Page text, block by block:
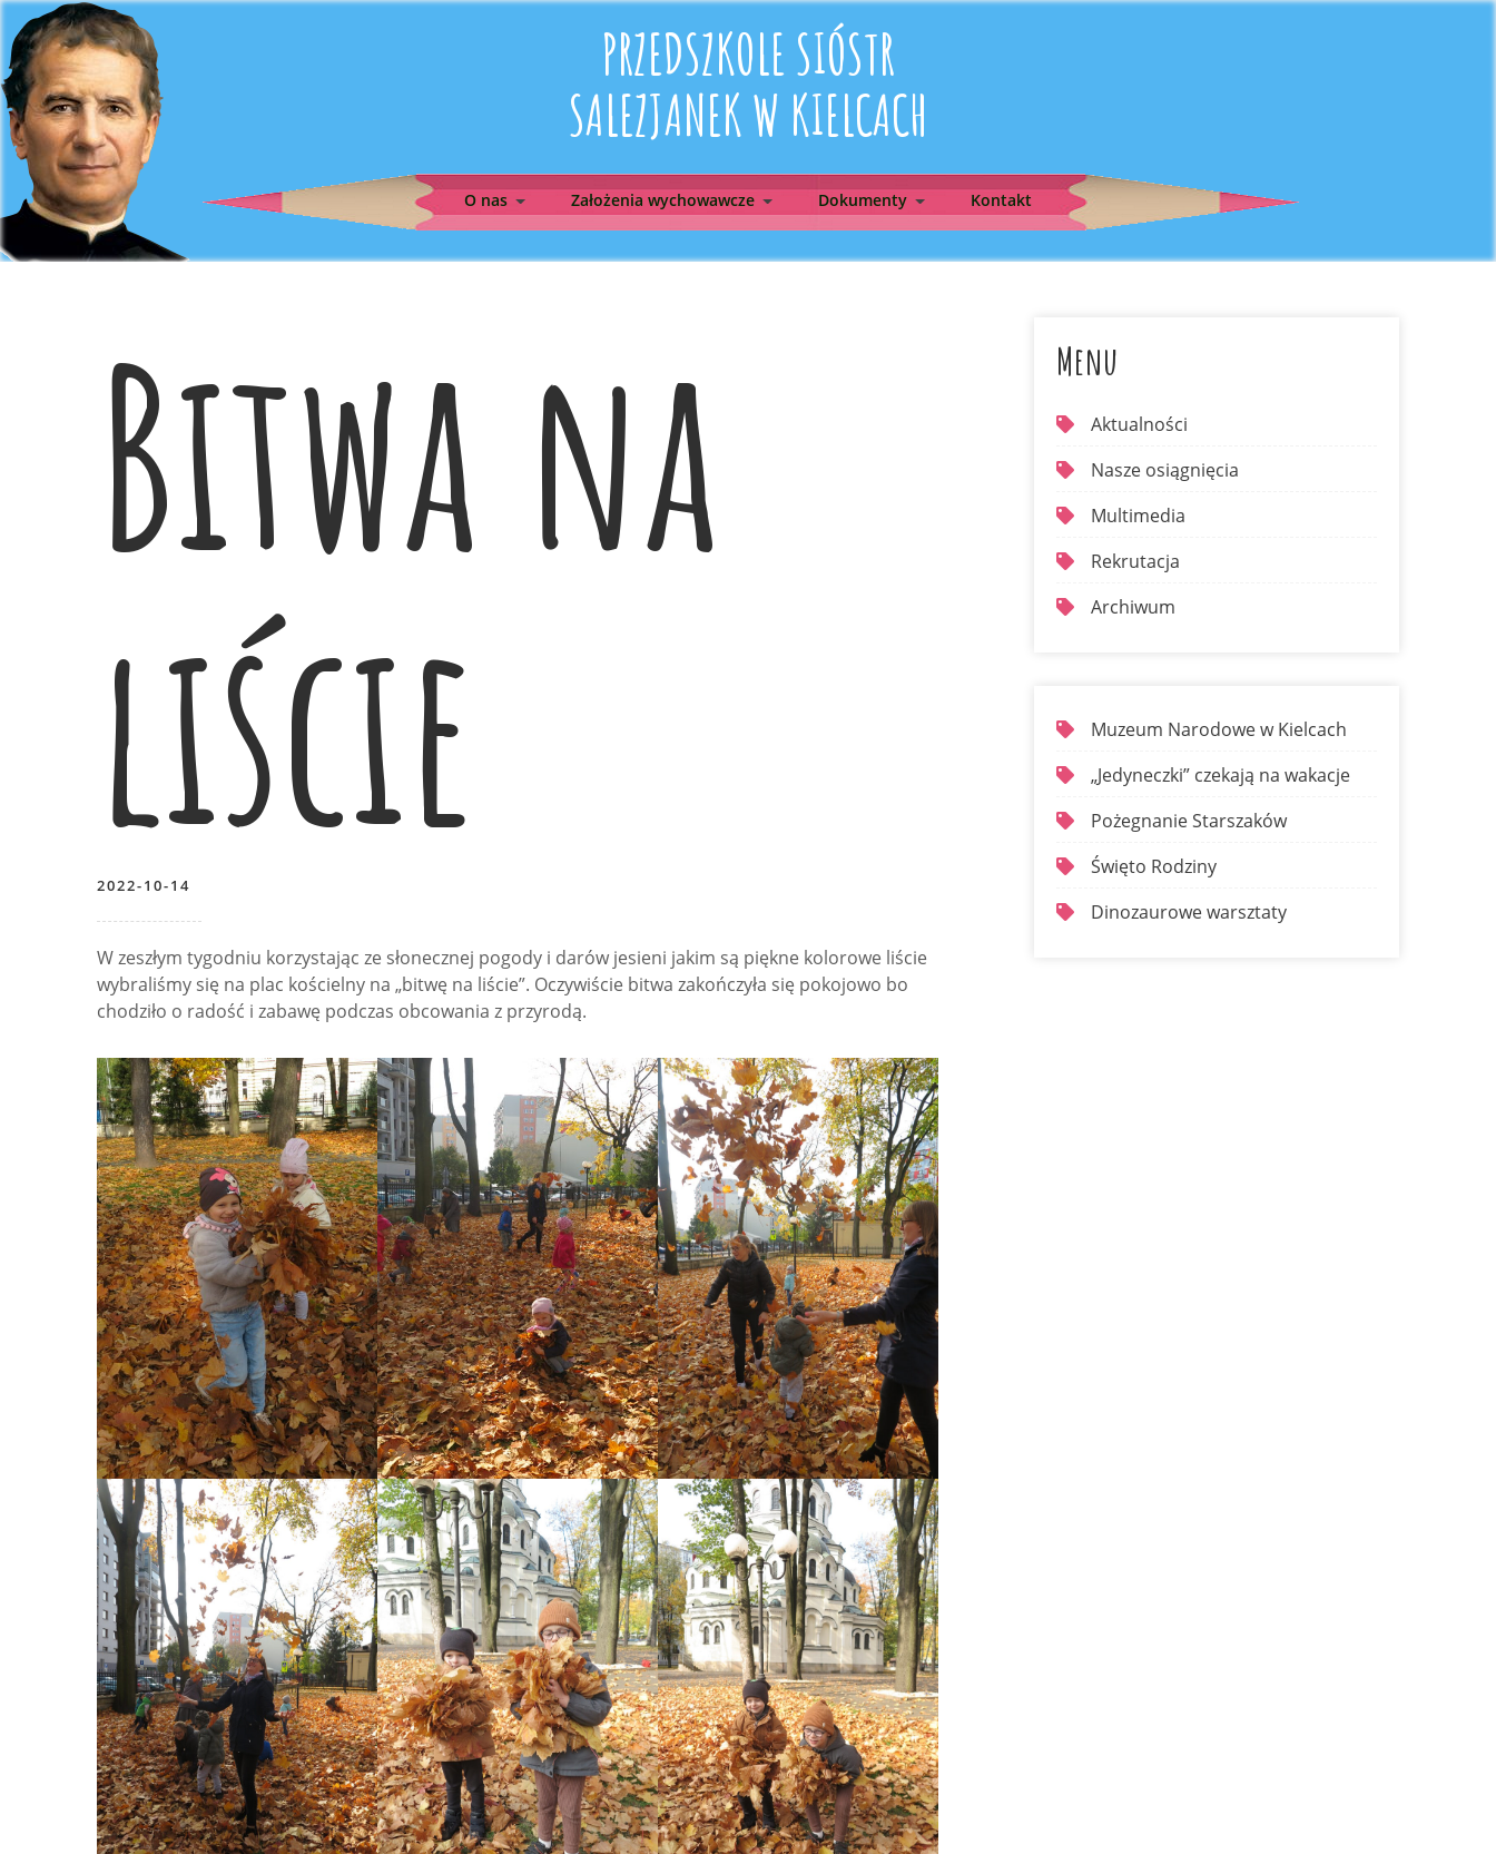
PRZEDSZKOLE SIÓSTR
SALEZJANEK W KIELCACH
O nas Założenia wychowawcze Dokumenty Kontakt
Bitwa na
liście
2022-10-14
W zeszłym tygodniu korzystając ze słonecznej pogody i darów jesieni jakim są piękne kolorowe liście
wybraliśmy się na plac kościelny na „bitwę na liście”. Oczywiście bitwa zakończyła się pokojowo bo
chodziło o radość i zabawę podczas obcowania z przyrodą.
Menu
Aktualności
Nasze osiągnięcia
Multimedia
Rekrutacja
Archiwum
Muzeum Narodowe w Kielcach
„Jedyneczki” czekają na wakacje
Pożegnanie Starszaków
Święto Rodziny
Dinozaurowe warsztaty